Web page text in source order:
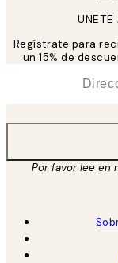
UNETE
Regístrate para
un 15% de
Por favor lee en